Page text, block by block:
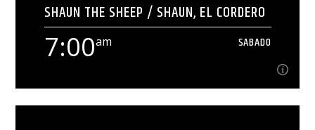
[...]
Ver Más
SHAUN THE SHEEP / SHAUN, EL CORDERO
7:00am SABADO
7:00am SABADO